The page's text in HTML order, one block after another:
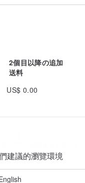
2個目以降の追加
送料
US$ 0.00
け予定 | 追跡番号を提供す
建議的瀏覽環境